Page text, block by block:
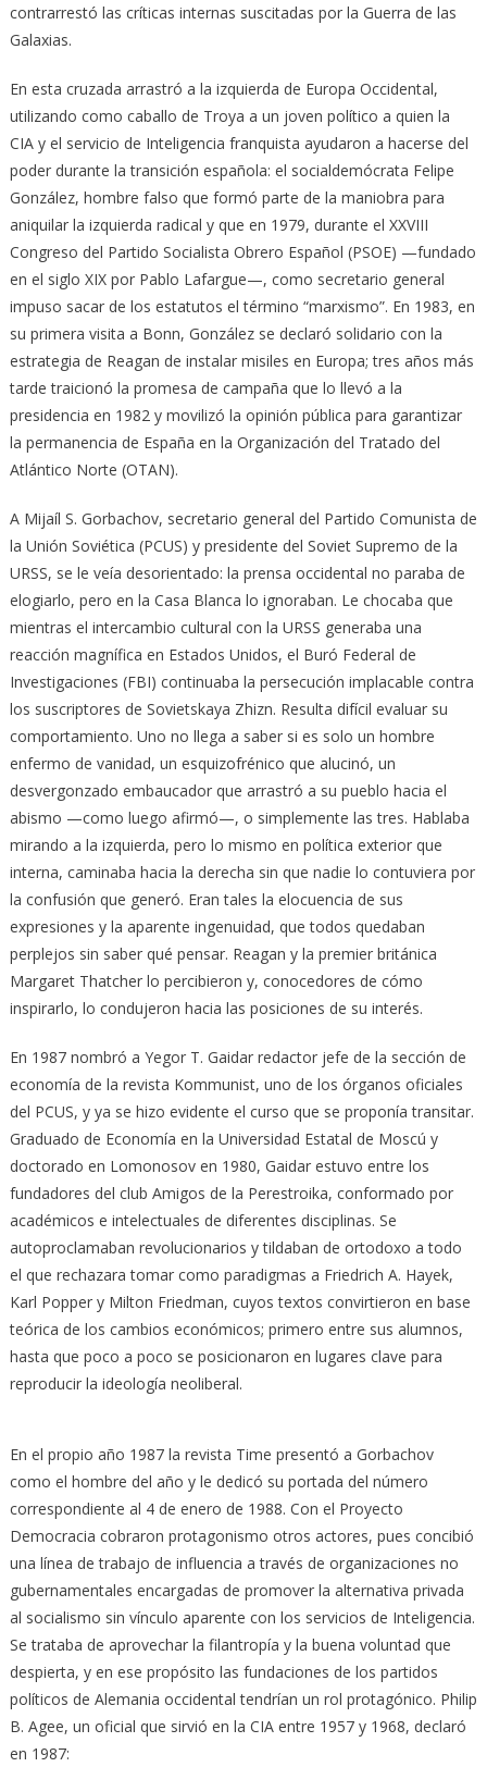
contrarrestó las críticas internas suscitadas por la Guerra de las
Galaxias.
En esta cruzada arrastró a la izquierda de Europa Occidental,
utilizando como caballo de Troya a un joven político a quien la
CIA y el servicio de Inteligencia franquista ayudaron a hacerse del
poder durante la transición española: el socialdemócrata Felipe
González, hombre falso que formó parte de la maniobra para
aniquilar la izquierda radical y que en 1979, durante el XXVIII
Congreso del Partido Socialista Obrero Español (PSOE) —fundado
en el siglo XIX por Pablo Lafargue—, como secretario general
impuso sacar de los estatutos el término “marxismo”. En 1983, en
su primera visita a Bonn, González se declaró solidario con la
estrategia de Reagan de instalar misiles en Europa; tres años más
tarde traicionó la promesa de campaña que lo llevó a la
presidencia en 1982 y movilizó la opinión pública para garantizar
la permanencia de España en la Organización del Tratado del
Atlántico Norte (OTAN).
A Mijaíl S. Gorbachov, secretario general del Partido Comunista de
la Unión Soviética (PCUS) y presidente del Soviet Supremo de la
URSS, se le veía desorientado: la prensa occidental no paraba de
elogiarlo, pero en la Casa Blanca lo ignoraban. Le chocaba que
mientras el intercambio cultural con la URSS generaba una
reacción magnífica en Estados Unidos, el Buró Federal de
Investigaciones (FBI) continuaba la persecución implacable contra
los suscriptores de Sovietskaya Zhizn. Resulta difícil evaluar su
comportamiento. Uno no llega a saber si es solo un hombre
enfermo de vanidad, un esquizofrénico que alucinó, un
desvergonzado embaucador que arrastró a su pueblo hacia el
abismo —como luego afirmó—, o simplemente las tres. Hablaba
mirando a la izquierda, pero lo mismo en política exterior que
interna, caminaba hacia la derecha sin que nadie lo contuviera por
la confusión que generó. Eran tales la elocuencia de sus
expresiones y la aparente ingenuidad, que todos quedaban
perplejos sin saber qué pensar. Reagan y la premier británica
Margaret Thatcher lo percibieron y, conocedores de cómo
inspirarlo, lo condujeron hacia las posiciones de su interés.
En 1987 nombró a Yegor T. Gaidar redactor jefe de la sección de
economía de la revista Kommunist, uno de los órganos oficiales
del PCUS, y ya se hizo evidente el curso que se proponía transitar.
Graduado de Economía en la Universidad Estatal de Moscú y
doctorado en Lomonosov en 1980, Gaidar estuvo entre los
fundadores del club Amigos de la Perestroika, conformado por
académicos e intelectuales de diferentes disciplinas. Se
autoproclamaban revolucionarios y tildaban de ortodoxo a todo
el que rechazara tomar como paradigmas a Friedrich A. Hayek,
Karl Popper y Milton Friedman, cuyos textos convirtieron en base
teórica de los cambios económicos; primero entre sus alumnos,
hasta que poco a poco se posicionaron en lugares clave para
reproducir la ideología neoliberal.
En el propio año 1987 la revista Time presentó a Gorbachov
como el hombre del año y le dedicó su portada del número
correspondiente al 4 de enero de 1988. Con el Proyecto
Democracia cobraron protagonismo otros actores, pues concibió
una línea de trabajo de influencia a través de organizaciones no
gubernamentales encargadas de promover la alternativa privada
al socialismo sin vínculo aparente con los servicios de Inteligencia.
Se trataba de aprovechar la filantropía y la buena voluntad que
despierta, y en ese propósito las fundaciones de los partidos
políticos de Alemania occidental tendrían un rol protagónico. Philip
B. Agee, un oficial que sirvió en la CIA entre 1957 y 1968, declaró
en 1987: